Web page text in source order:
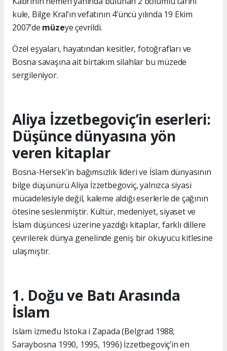
kule, Bilge Kral’ın vefatının 4’üncü yılında 19 Ekim
2007’de müzeye çevrildi.
Özel eşyaları, hayatından kesitler, fotoğrafları ve
Bosna savaşına ait birtakım silahlar bu müzede
sergileniyor.
Aliya İzzetbegoviç’in eserleri:
Düşünce dünyasına yön
veren kitaplar
Bosna-Hersek’in bağımsızlık lideri ve İslam dünyasının
bilge düşünürü Aliya İzzetbegoviç, yalnızca siyasi
mücadelesiyle değil, kaleme aldığı eserlerle de çağının
ötesine seslenmiştir. Kültür, medeniyet, siyaset ve
İslam düşüncesi üzerine yazdığı kitaplar, farklı dillere
çevrilerek dünya genelinde geniş bir okuyucu kitlesine
ulaşmıştır.
1. Doğu ve Batı Arasında
İslam
Islam između Istoka i Zapada (Belgrad 1988;
Saraybosna 1990, 1995, 1996) İzzetbegoviç’in en